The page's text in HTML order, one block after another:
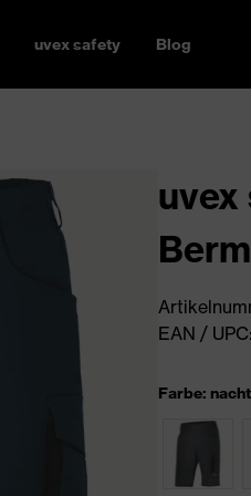
uvex safety Blog
uvex
EAN / UPC:
Farbe: